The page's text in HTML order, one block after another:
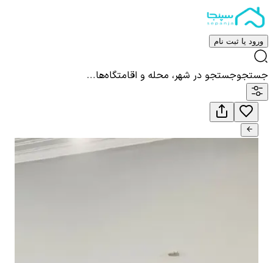
ورود یا ثبت نام
جستجوجستجو در شهر، محله و اقامتگاه‌ها...